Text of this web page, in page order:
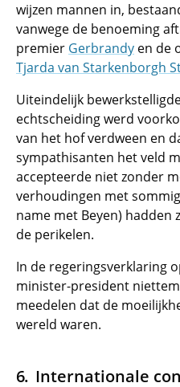
wijzen mannen in,
vanwege de benoeming
premier Gerbrandy en de
Tjarda van Starkenborgh
Uiteindelijk
echtscheiding werd
van het hof verdween en
sympathisanten het veld
accepteerde niet zonder
verhoudingen met
name met Beyen) hadden
de perikelen.
In de regeringsverklaring
minister-president
meedelen dat de
wereld waren.
Internationale